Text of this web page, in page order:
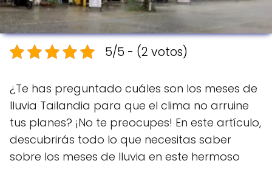
5/5 - (2 votos)
¿Te has preguntado cuáles son los meses de
lluvia Tailandia para que el clima no arruine
tus planes? ¡No te preocupes! En este artículo,
descubrirás todo lo que necesitas saber
sobre los meses de lluvia en este hermoso